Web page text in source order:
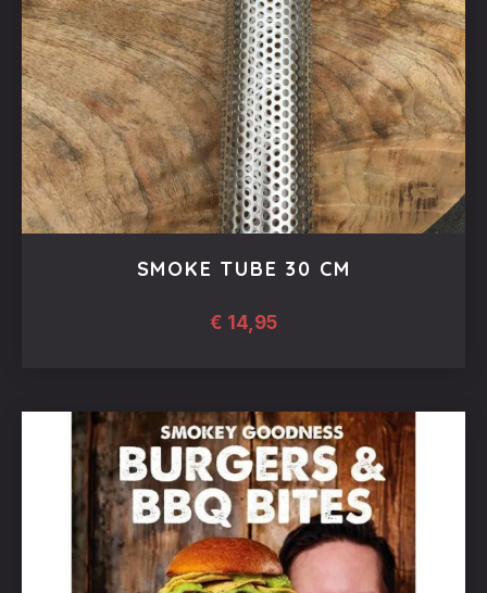
worden
op
de
productpagina
SMOKE TUBE 30 CM
€ 14,95